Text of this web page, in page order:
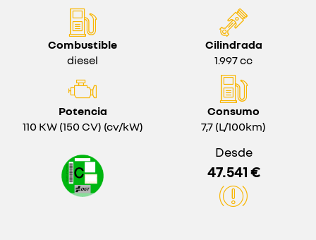
Combustible
diesel
Cilindrada
1.997 cc
Potencia
110 KW (150 CV) (cv/kW)
Consumo
7,7 (L/100km)
Desde
47.541 €